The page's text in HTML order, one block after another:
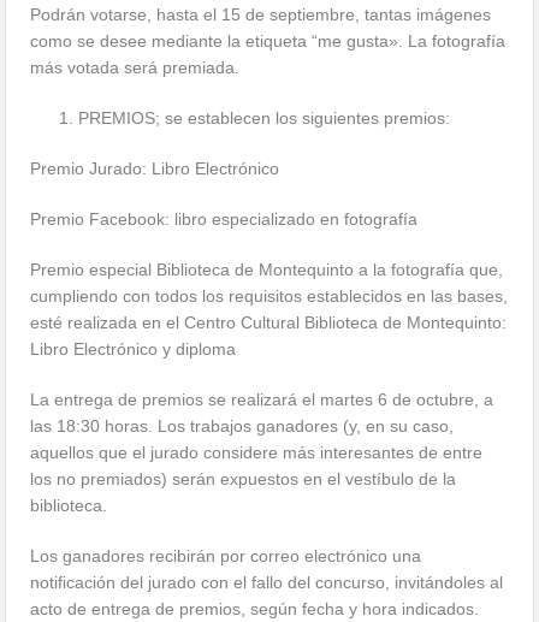
Podrán votarse, hasta el 15 de septiembre, tantas imágenes
como se desee mediante la etiqueta “me gusta». La fotografía
más votada será premiada.
PREMIOS; se establecen los siguientes premios:
Premio Jurado: Libro Electrónico
Premio Facebook: libro especializado en fotografía
Premio especial Biblioteca de Montequinto a la fotografía que,
cumpliendo con todos los requisitos establecidos en las bases,
esté realizada en el Centro Cultural Biblioteca de Montequinto:
Libro Electrónico y diploma
La entrega de premios se realizará el martes 6 de octubre, a
las 18:30 horas. Los trabajos ganadores (y, en su caso,
aquellos que el jurado considere más interesantes de entre
los no premiados) serán expuestos en el vestíbulo de la
biblioteca.
Los ganadores recibirán por correo electrónico una
notificación del jurado con el fallo del concurso, invitándoles al
acto de entrega de premios, según fecha y hora indicados.